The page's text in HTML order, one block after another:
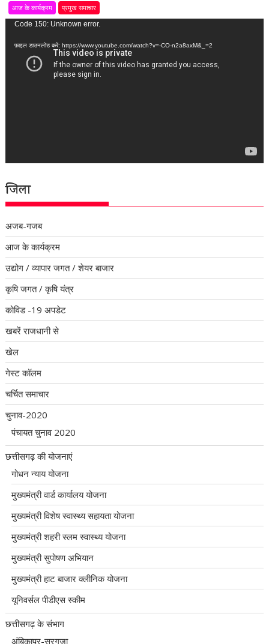
आज के कार्यक्रम प्रमुख समाचार
वीडियो
Code 150: Unknown error.
फ़ाइल डाउनलोड करें: https://www.youtube.com/watch?v=-CO-n2a8axM&_=2
जिला
अजब-गजब
आज के कार्यक्रम
उद्योग / व्यापार जगत / शेयर बाजार
कृषि जगत / कृषि यंत्र
कोविड -19 अपडेट
खबरें राजधानी से
खेल
गेस्ट कॉलम
चर्चित समाचार
चुनाव-2020
पंचायत चुनाव 2020
छत्तीसगढ़ की योजनाएं
गोधन न्याय योजना
मुख्यमंत्री वार्ड कार्यालय योजना
मुख्यमंत्री विशेष स्वास्थ्य सहायता योजना
मुख्यमंत्री शहरी स्लम स्वास्थ्य योजना
मुख्यमंत्री सुपोषण अभियान
मुख्यमंत्री हाट बाजार क्लीनिक योजना
यूनिवर्सल पीडीएस स्कीम
छत्तीसगढ़ के संभाग
अंबिकापुर-सरगुजा